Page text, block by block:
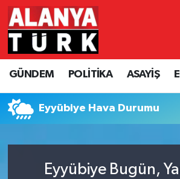
GÜNDEM POLİTİKA ASAYİŞ
Eyyübiye Hava Durumu
Eyyübiye Bugün,
GÜNDEM
POLİTİKA
ASAYİŞ
TURİZM
Nöbetçi Eczaneler
Hava Durumu
Namaz Vakitleri
Süper Lig Puan Durumu ve